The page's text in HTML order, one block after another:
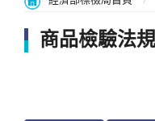
商品檢驗法